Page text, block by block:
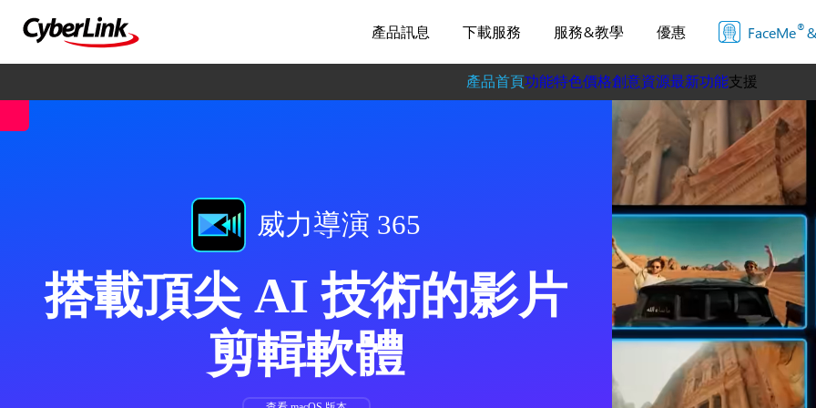
產品訊息 下載服務 服務&教學 優惠 FaceMe®
產品首頁功能特色價格創意資源最新功能支援
教學中心
系統需求
威力導演 365
搭載頂尖 AI 技術的影片
剪輯軟體